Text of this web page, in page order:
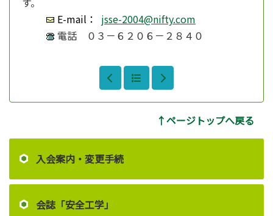
入会案内・変更手続
会誌「安全工学」
E-mail：
jsse-2004@nifty.com
電話 ０３－６２０６－２８４０
↑ページトップへ戻る